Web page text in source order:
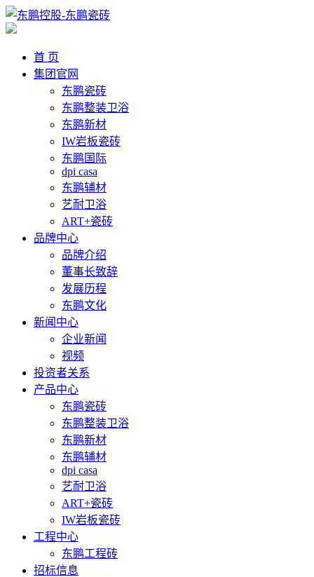
首 页
集团官网
东鹏瓷砖
东鹏整装卫浴
东鹏新材
IW岩板瓷砖
东鹏国际
dpi casa
东鹏辅材
艺耐卫浴
ART+瓷砖
品牌中心
品牌介绍
董事长致辞
发展历程
东鹏文化
新闻中心
企业新闻
视频
投资者关系
产品中心
东鹏瓷砖
东鹏整装卫浴
东鹏新材
东鹏辅材
dpi casa
艺耐卫浴
ART+瓷砖
IW岩板瓷砖
工程中心
东鹏工程砖
招标信息